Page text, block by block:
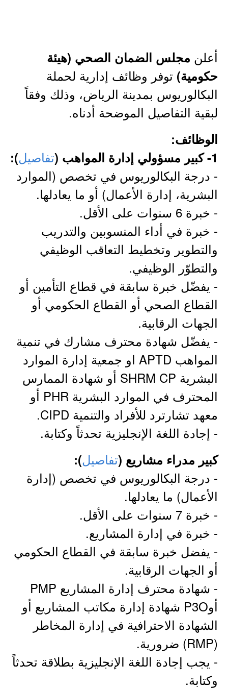
أعلن مجلس الضمان الصحي (هيئة
حكومية) توفر وظائف إدارية لحملة
البكالوريوس بمدينة الرياض، وذلك وفقاً
لبقية التفاصيل الموضحة أدناه.
الوظائف:
1- كبير مسؤولي إدارة المواهب
(تفاصيل):
- درجة البكالوريوس في تخصص (الموارد
البشرية، إدارة الأعمال) أو ما يعادلها.
- خبرة 6 سنوات على الأقل.
- خبرة في أداء المنسوبين والتدريب
والتطوير وتخطيط التعاقب الوظيفي
والتطوّر الوظيفي.
- يفضّل خبرة سابقة في قطاع التأمين أو
القطاع الصحي أو القطاع الحكومي أو
الجهات الرقابية.
- يفضّل شهادة محترف مشارك في تنمية
المواهب APTD او جمعية إدارة الموارد
البشرية SHRM CP أو شهادة الممارس
المحترف في الموارد البشرية PHR أو
معهد تشارترد للأفراد والتنمية CIPD.
- إجادة اللغة الإنجليزية تحدثاً وكتابة.
كبير مدراء مشاريع (تفاصيل):
- درجة البكالوريوس في تخصص (إدارة
الأعمال) ما يعادلها.
- خبرة 7 سنوات على الأقل.
- خبرة في إدارة المشاريع.
- يفضل خبرة سابقة في القطاع الحكومي
أو الجهات الرقابية.
- شهادة محترف إدارة المشاريع PMP
أوP3O شهادة إدارة مكاتب المشاريع أو
الشهادة الاحترافية في إدارة المخاطر
(RMP) ضرورية.
- يجب إجادة اللغة الإنجليزية بطلاقة تحدثاً
وكتابة.